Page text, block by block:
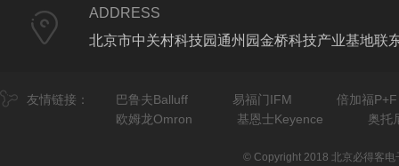
ADDRESS
北京市中关村科技园通州园金桥科技产业基地联
友情链接： 巴鲁夫Balluff 易福门IFM
倍加福P+F
欧姆龙Omron
基恩士Keyence 奥托
© Copyright 2018 北京必得客